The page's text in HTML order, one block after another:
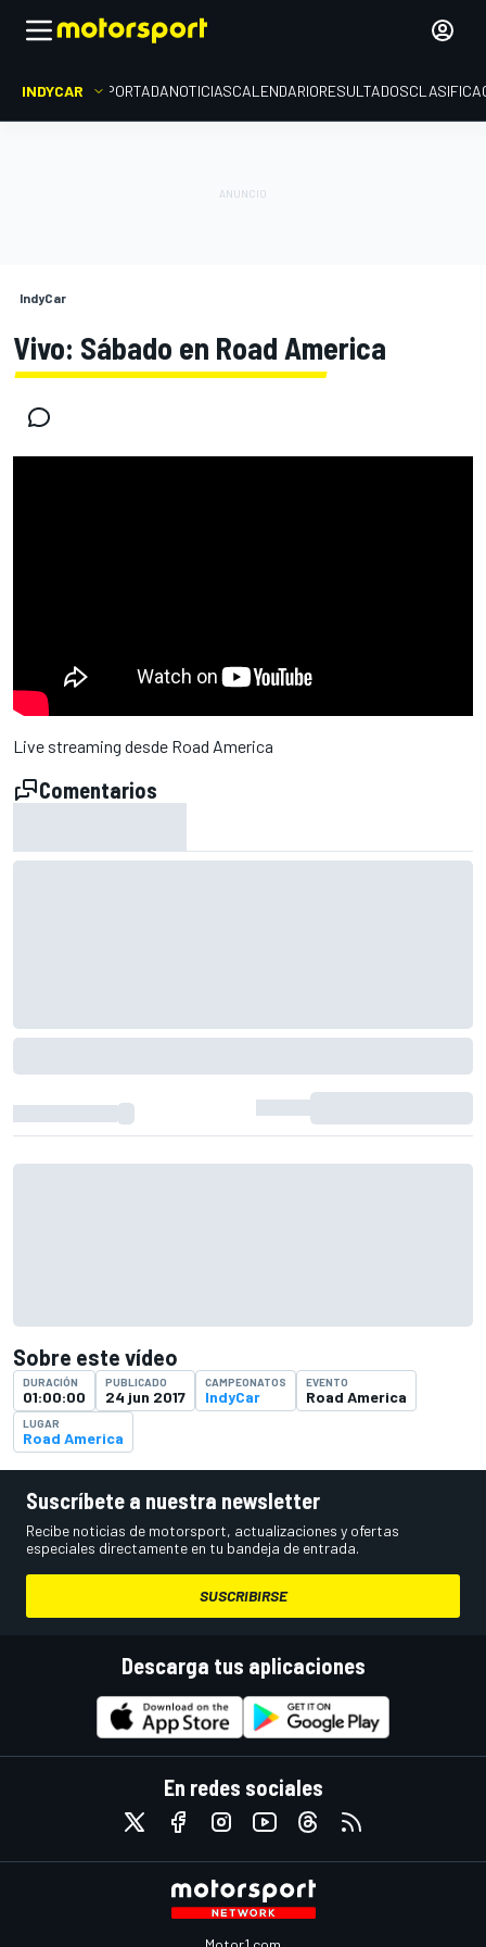
INDYCAR PORTADANOTICIASCALENDARIORESULTADOS
IndyCar
Vivo: Sábado en Road America
Live streaming desde Road America
Comentarios
Sobre este vídeo
DURACIÓN
01:00:00
PUBLICADO
24 jun 2017
CAMPEONATOS
IndyCar
EVENTO
Road America
LUGAR
Road America
Suscríbete a nuestra newsletter
Recibe noticias de motorsport, actualizaciones y ofertas
especiales directamente en tu bandeja de entrada.
SUSCRIBIRSE
Descarga tus aplicaciones
En redes sociales